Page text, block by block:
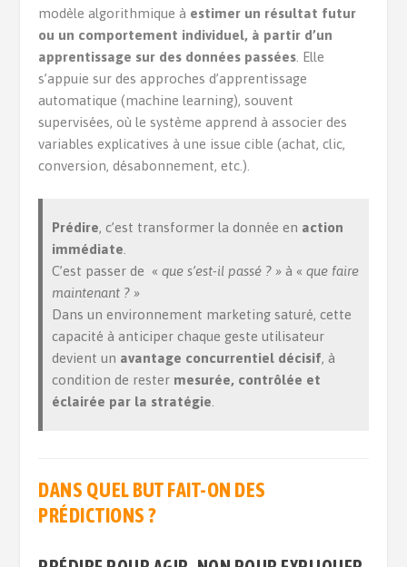
modèle algorithmique à estimer un résultat futur
ou un comportement individuel, à partir d’un
apprentissage sur des données passées . Elle
s’appuie sur des approches d’apprentissage
automatique (machine learning), souvent
supervisées, où le système apprend à associer des
variables explicatives à une issue cible (achat, clic,
conversion, désabonnement, etc.).
Prédire, c’est transformer la donnée en action
immédiate
C’est passer de «que s’est-il passé ? » à «que faire
maintenant ? »
Dans un environnement marketing saturé, cette
capacité à anticiper chaque geste utilisateur
devient un avantage concurrentiel décisif, à
condition de rester mesurée, contrôlée et
éclairée par la stratégie
DANS QUEL BUT FAIT-ON DES
PRÉDICTIONS ?